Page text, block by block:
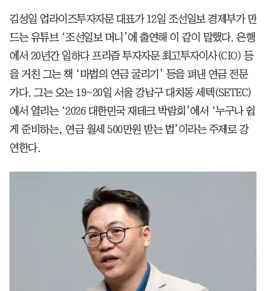
김성일 업라이즈투자자문 대표가 12일 조선일보 경제부가 만
드는 유튜브 ‘조선일보 머니’에 출연해 이 같이 말했다. 은행
에서 20년간 일하다 프리즘 투자자문 최고투자이사(CIO) 등
을 거친 그는 책 ‘마법의 연금 굴리기’ 등을 펴낸 연금 전문
가다. 그는 오는 19~20일 서울 강남구 대치동 세텍(SETEC)
에서 열리는 ‘2026 대한민국 재테크 박람회’에서 ‘누구나 쉽
게 준비하는, 연금 월세 500만원 받는 법’이라는 주제로 강
연한다.